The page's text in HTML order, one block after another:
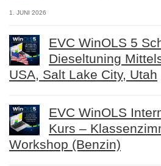
1. JUNI 2026
EVC WinOLS 5
Dieseltuning
USA, Salt Lake City, Utah
EVC WinOLS
Kurs –
Workshop (Benzin)